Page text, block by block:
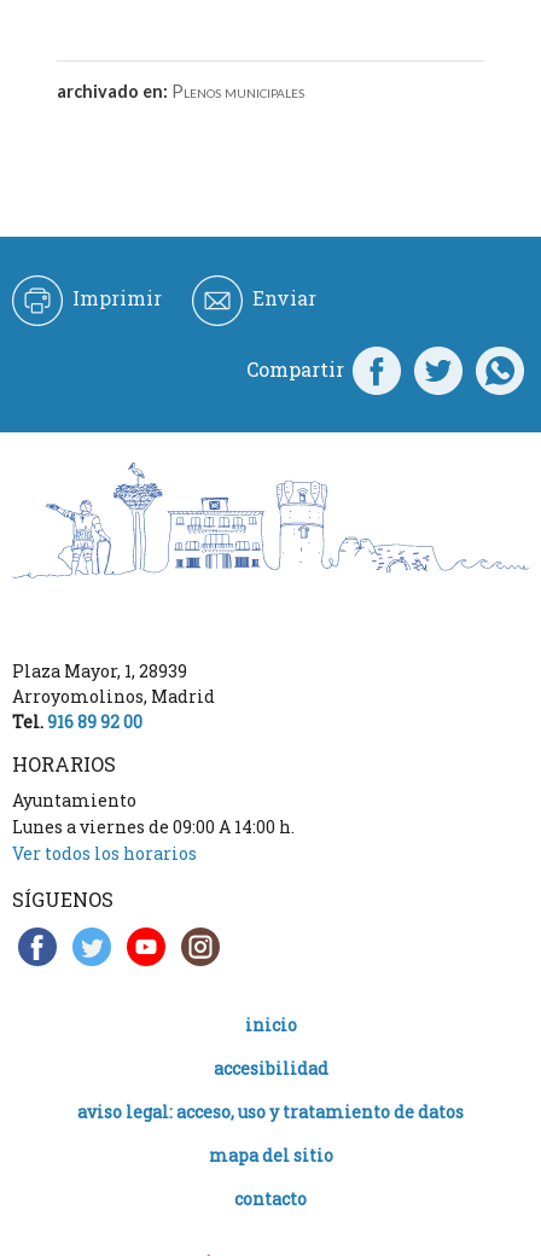
archivado en: Plenos municipales
Imprimir Enviar
Compartir
Plaza Mayor, 1, 28939
Arroyomolinos, Madrid
Tel.916 89 92 00
HORARIOS
Ayuntamiento
Lunes a viernes de 09:00 A 14:00 h.
Ver todos los horarios
SÍGUENOS
inicio
accesibilidad
aviso legal: acceso, uso y tratamiento de datos
mapa del sitio
contacto